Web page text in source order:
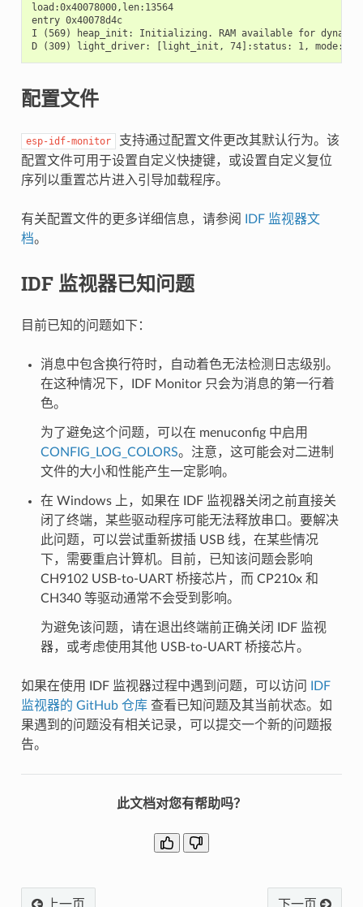
load:0x40078000,len:13564
entry 0x40078d4c
I (569) heap_init: Initializing. RAM available for
配置文件
esp-idf-monitor
支持通过配置文件更改其默认行为。该
配置文件可用于设置自定义快捷键，或设置自定义复位
序列以重置芯片进入引导加载程序。
有关配置文件的更多详细信息，请参阅
IDF 监视器文
档。
IDF 监视器已知问题
目前已知的问题如下：
消息中包含换行符时，自动着色无法检测日志级别。
在这种情况下，IDF Monitor 只会为消息的第一行着
色。
为了避免这个问题，可以在 menuconfig 中启用
CONFIG_LOG_COLORS。注意，这可能会对二进制
文件的大小和性能产生一定影响。
在 Windows 上，如果在 IDF 监视器关闭之前直接关
闭了终端，某些驱动程序可能无法释放串口。要解决
此问题，可以尝试重新拔插 USB 线，在某些情况
下，需要重启计算机。目前，已知该问题会影响
CH9102 USB-to-UART 桥接芯片，而 CP210x 和
CH340 等驱动通常不会受到影响。
为避免该问题，请在退出终端前正确关闭 IDF 监视
器，或考虑使用其他 USB-to-UART 桥接芯片。
如果在使用 IDF 监视器过程中遇到问题，可以访问
IDF
监视器的 GitHub 仓库查看已知问题及其当前状态。如
果遇到的问题没有相关记录，可以提交一个新的问题报
告。
此文档对您有帮助吗？